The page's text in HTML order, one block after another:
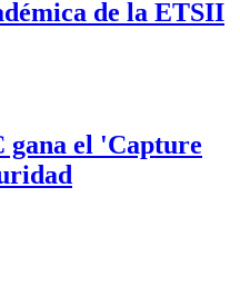
de la ETSII
gana el 'Capture